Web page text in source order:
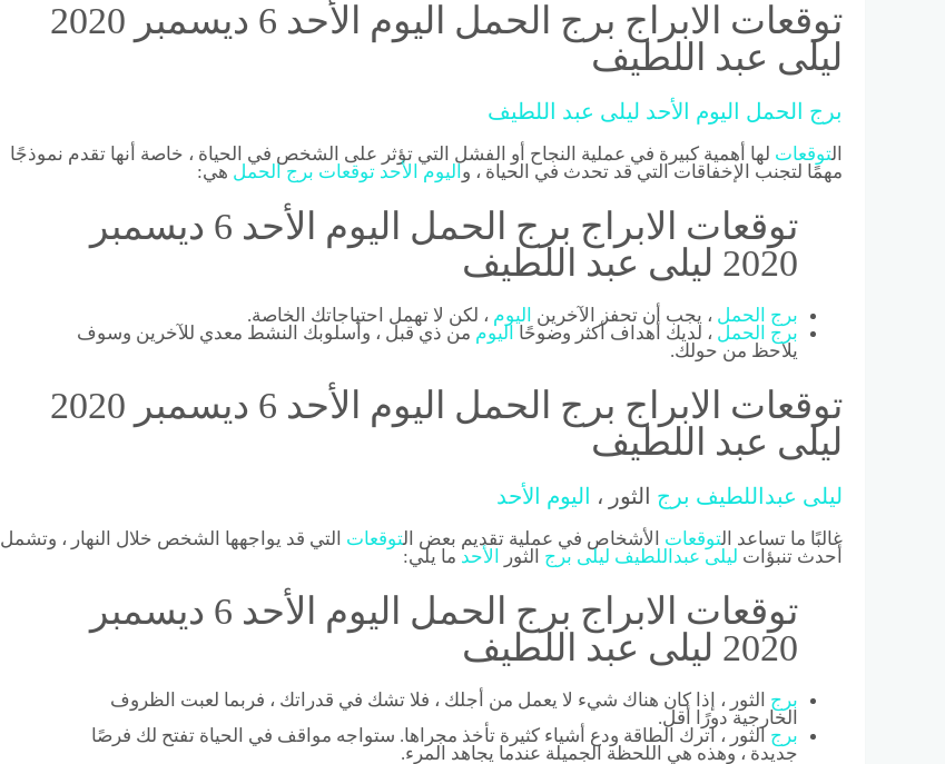
توقعات الابراج برج الحمل اليوم الأحد 6 ديسمبر 2020
ليلى عبد اللطيف
برج الحمل اليوم الأحد ليلى عبد اللطيف
توقعات لها أهمية كبيرة في عملية النجاح أو الفشل التي تؤثر على الشخص في الحياة ، خاصة أنها تقدم نموذجًا
مهمًا لتجنب الإخفاقات التي قد تحدث في الحياة ، و اليوم الأحد توقعات برج الحمل هي:
توقعات الابراج برج الحمل اليوم الأحد 6 ديسمبر
2020 ليلى عبد اللطيف
برج الحمل ، يجب أن تحفز الآخرين اليوم ، لكن لا تهمل احتياجاتك الخاصة.
برج
الحمل ، لديك أهداف أكثر وضوحًا اليوم من ذي قبل ، وأسلوبك النشط معدي للآخرين وسوف
يلاحظ من حولك.
توقعات الابراج برج الحمل اليوم الأحد 6 ديسمبر 2020
ليلى عبد اللطيف
ليلى عبد اللطيف برج الثور ، اليوم الأحد
غالبًا ما تساعد ال توقعات الأشخاص في عملية تقديم بعض ال توقعات التي قد يواجهها الشخص خلال النهار ، وتشمل
أحدث تنبؤات ليلى عبد اللطيف ليلى برج الثور الأحد ما يلي:
توقعات الابراج برج الحمل اليوم الأحد 6 ديسمبر
2020 ليلى عبد اللطيف
برج الثور ، إذا كان هناك شيء لا يعمل من أجلك ، فلا تشك في قدراتك ، فربما لعبت الظروف
الخارجية دورًا أقل.
برج الثور ، اترك الطاقة ودع أشياء كثيرة تأخذ مجراها. ستواجه مواقف في الحياة تفتح لك فرصًا
جديدة ، وهذه هي اللحظة الجميلة عندما يجاهد المرء.